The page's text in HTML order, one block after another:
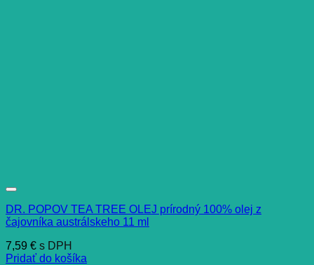
DR. POPOV TEA TREE OLEJ prírodný 100% olej z
čajovníka austrálskeho 11 ml
7,59 € s DPH
Pridať do košíka